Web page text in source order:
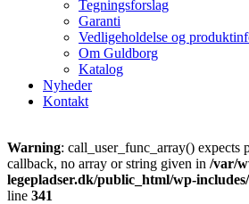
Tegningsforslag
Garanti
Vedligeholdelse og
Om Guldborg
Katalog
Nyheder
Kontakt
Warning: call_user_func_array() expects
callback, no array or string given in /var/
legepladser.dk/public_html/wp-
line 341